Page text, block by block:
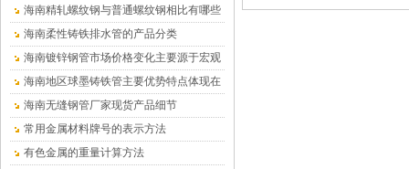
南沧盛销售
海南精轧螺纹钢与普通螺纹钢相比有哪些
优点？
海南柔性铸铁排水管的产品分类
海南镀锌钢管市场价格变化主要源于宏观
供求关系的变化
海南地区球墨铸铁管主要优势特点体现在
哪儿
海南无缝钢管厂家现货产品细节
常用金属材料牌号的表示方法
有色金属的重量计算方法